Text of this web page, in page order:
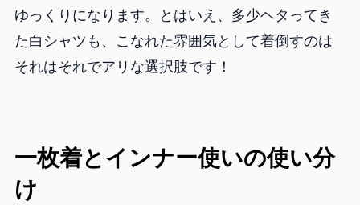
ゆっくりになります。とはいえ、多少ヘタってき
た白シャツも、こなれた雰囲気として着倒すのは
それはそれでアリな選択肢です！
一枚着とインナー使いの使い分
け